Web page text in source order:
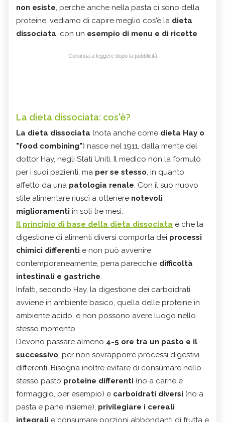
non esiste, perché anche nella pasta ci sono della
proteine, vediamo di capire meglio cos'è la dieta
dissociata, con un esempio di menu e di ricette.
Continua a leggere dopo la pubblicità
La dieta dissociata: cos'è?
La dieta dissociata (nota anche come dieta Hay o
"food combining") nasce nel 1911, dalla mente del
dottor Hay, negli Stati Uniti. Il medico non la formulò
per i suoi pazienti, ma per se stesso, in quanto
affetto da una patologia renale. Con il suo nuovo
stile alimentare riuscì a ottenere notevoli
miglioramenti in soli tre mesi.
Il principio di base della dieta dissociata è che la
digestione di alimenti diversi comporta dei processi
chimici differenti e non può avvenire
contemporaneamente, pena parecchie difficoltà
intestinali e gastriche.
Infatti, secondo Hay, la digestione dei carboidrati
avviene in ambiente basico, quella delle proteine in
ambiente acido, e non possono avere luogo nello
stesso momento.
Devono passare almeno 4-5 ore tra un pasto e il
successivo, per non sovrapporre processi digestivi
differenti. Bisogna inoltre evitare di consumare nello
stesso pasto proteine differenti (no a carne e
formaggio, per esempio) e carboidrati diversi (no a
pasta e pane insieme), privilegiare i cereali
integrali e consumare porzioni abbondanti di frutta e